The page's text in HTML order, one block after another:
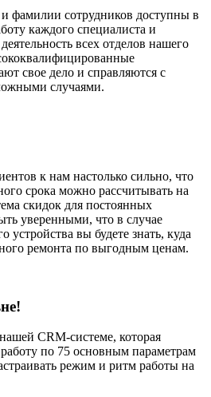
фамилии сотрудников доступны в
каждого специалиста и
всех отделов нашего
свое дело и справляются с
случаями.
к нам настолько сильно, что
срока можно рассчитывать на
скидок для постоянных
уверенными, что в случае
вы будете знать, куда
ремонта по выгодным ценам.
CRM-системе, которая
работу по 75 основным параметрам
режим и ритм работы на